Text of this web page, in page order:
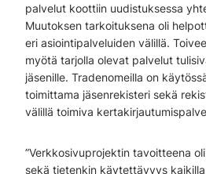
palvelut koottiin uudistuksessa
Muutoksen tarkoituksena oli
eri asiointipalveluiden välillä.
myötä tarjolla olevat palvelut
jäsenille. Tradenomeilla on
toimittama jäsenrekisteri sekä
välillä toimiva
”Verkkosivuprojektin tavoitteena
sekä tietenkin käytettävyys